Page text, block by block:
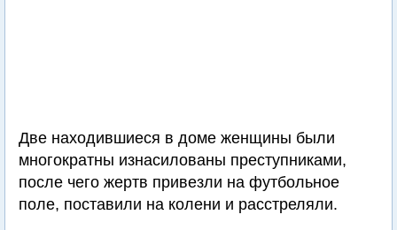
Две находившиеся в доме женщины были
многократны изнасилованы преступниками,
после чего жертв привезли на футбольное
поле, поставили на колени и расстреляли.